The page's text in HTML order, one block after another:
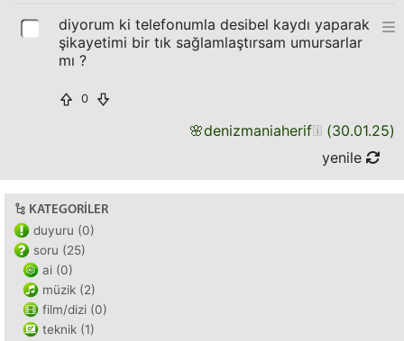
diyorum ki telefonumla desibel kaydı yaparak
şikayetimi bir tık sağlamlaştırsam umursarlar
mı ?
0
🌸denizmaniaherif (30.01.25)
yenile
KATEGORILER
duyuru (0)
soru (25)
ai (0)
müzik (2)
film/dizi (0)
teknik (1)